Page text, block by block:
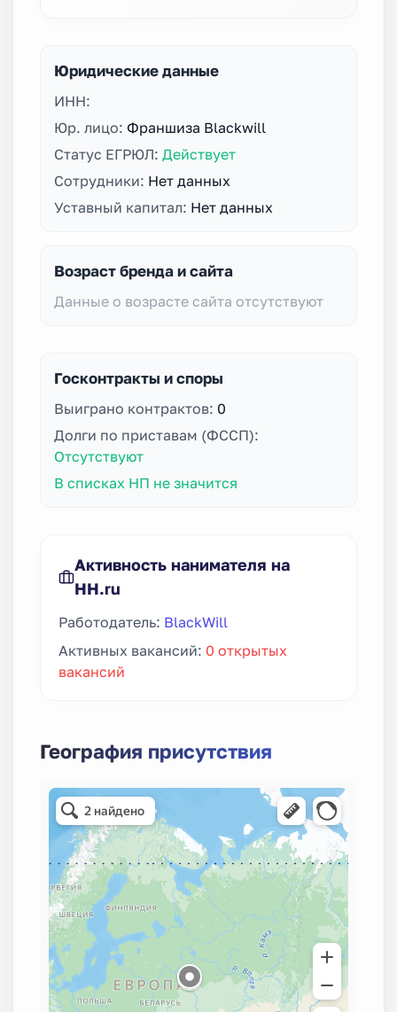
Юридические данные
ИНН:
Юр. лицо: Франшиза Blackwill
Статус ЕГРЮЛ: Действует
Сотрудники: Нет данных
Уставный капитал: Нет данных
Возраст бренда и сайта
Данные о возрасте сайта отсутствуют
Госконтракты и споры
Выиграно контрактов: 0
Долги по приставам (ФССП):
Отсутствуют
В списках НП не значится
Активность нанимателя на
HH.ru
Работодатель: BlackWill
Активных вакансий: 0 открытых
вакансий
География присутствия